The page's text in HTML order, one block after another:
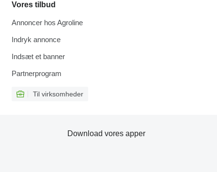
Vores tilbud
Annoncer hos Agroline
Indryk annonce
Indsæt et banner
Partnerprogram
Til virksomheder
Download vores apper